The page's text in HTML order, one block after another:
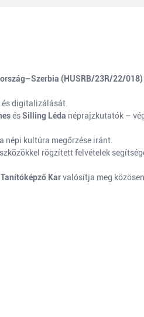
(HUSRB/23R/22/018)
és digitalizálását.
ésSilling Léda néprajzkutatók –
népi kultúra megőrzése iránt.
rögzített felvételek
Karvalósítja meg közösen.